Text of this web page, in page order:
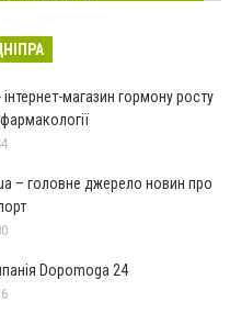
магазин гормону росту
– головне джерело новин про
Dopomoga 24